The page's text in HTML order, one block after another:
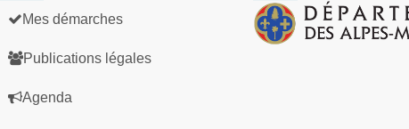
Mes démarches
Publications légales
Agenda